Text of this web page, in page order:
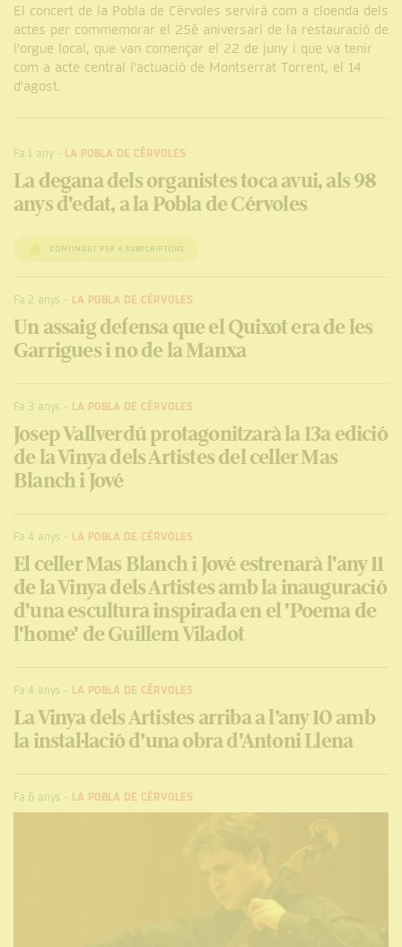
El concert de la Pobla de Cérvoles servirà com a cloenda dels
actes per commemorar el 25è aniversari de la restauració de
l'orgue local, que van començar el 22 de juny i que va tenir
com a acte central l'actuació de Montserrat Torrent, el 14
d'agost.
Fa 1 any- LA POBLA DE CÉRVOLES
La degana dels organistes toca avui, als 98
anys d'edat, a la Pobla de Cérvoles
CONTINGUT PER A SUBSCRIPTORS
Fa 2 anys - LA POBLA DE CÉRVOLES
Un assaig defensa que el Quixot era de les
Garrigues i no de la Manxa
Fa 3 anys - LA POBLA DE CÉRVOLES
Josep Vallverdú protagonitzarà la 13a edició
de la Vinya dels Artistes del celler Mas
Blanch i Jové
Fa 4 anys - LA POBLA DE CÉRVOLES
El celler Mas Blanch i Jové estrenarà l'any 11
de la Vinya dels Artistes amb la inauguració
d'una escultura inspirada en el 'Poema de
l'home' de Guillem Viladot
Fa 4 anys - LA POBLA DE CÉRVOLES
La Vinya dels Artistes arriba a l’any 10 amb
la instal·lació d’una obra d'Antoni Llena
Fa 6 anys - LA POBLA DE CÉRVOLES